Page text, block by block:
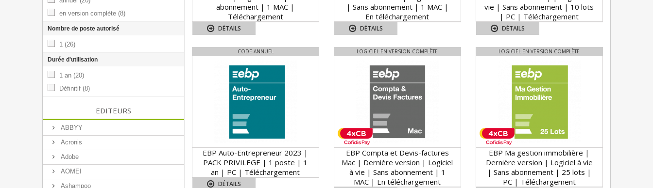
en version complète (8)
Nombre de poste autorisé
1 (26)
Durée d'utilisation
1 an (20)
Définitif (8)
EDITEURS
ABBYY
Acronis
Adobe
AOMEI
Ashampoo
abonnement | 1 MAC |
Téléchargement
DÉTAILS
| Sans abonnement | 1 MAC |
En téléchargement
DÉTAILS
vie | Sans abonnement | 10 lots
| PC | Téléchargement
DÉTAILS
CODE ANNUEL
EBP Auto-Entrepreneur 2023 |
PACK PRIVILEGE | 1 poste | 1
an | PC | Téléchargement
DÉTAILS
LOGICIEL EN VERSION COMPLÈTE
EBP Compta et Devis-factures
Mac | Dernière version | Logiciel
à vie | Sans abonnement | 1
MAC | En téléchargement
LOGICIEL EN VERSION COMPLÈTE
EBP Ma gestion immobilière |
Dernière version | Logiciel à vie
| Sans abonnement | 25 lots |
PC | Téléchargement